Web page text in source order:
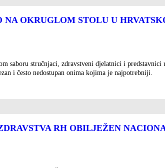
NA OKRUGLOM STOLU U
saboru stručnjaci, zdravstveni djelatnici i
i često nedostupan onima kojima je najpotrebniji.
RH OBILJEŽEN